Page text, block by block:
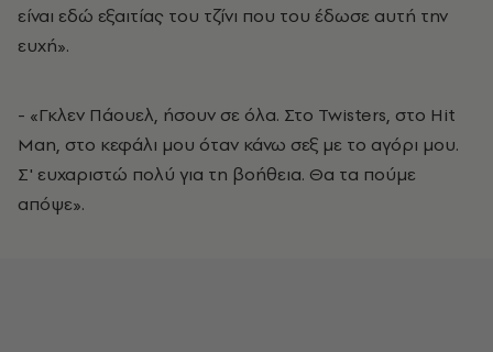
είναι εδώ εξαιτίας του τζίνι που του έδωσε αυτή την
ευχή».
- «Γκλεν Πάουελ, ήσουν σε όλα. Στο Twisters, στο Hit
Man, στο κεφάλι μου όταν κάνω σεξ με το αγόρι μου.
Σ' ευχαριστώ πολύ για τη βοήθεια. Θα τα πούμε
απόψε».